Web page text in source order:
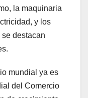
la maquinaria
y los
destacan
mundial ya es
del Comercio